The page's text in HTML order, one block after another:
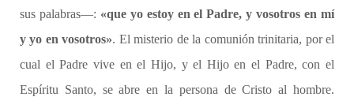
sus palabras—: «que yo estoy en el Padre, y vosotros en mí
y yo en vosotros». El misterio de la comunión trinitaria, por el
cual el Padre vive en el Hijo, y el Hijo en el Padre, con el
Espíritu Santo, se abre en la persona de Cristo al hombre.